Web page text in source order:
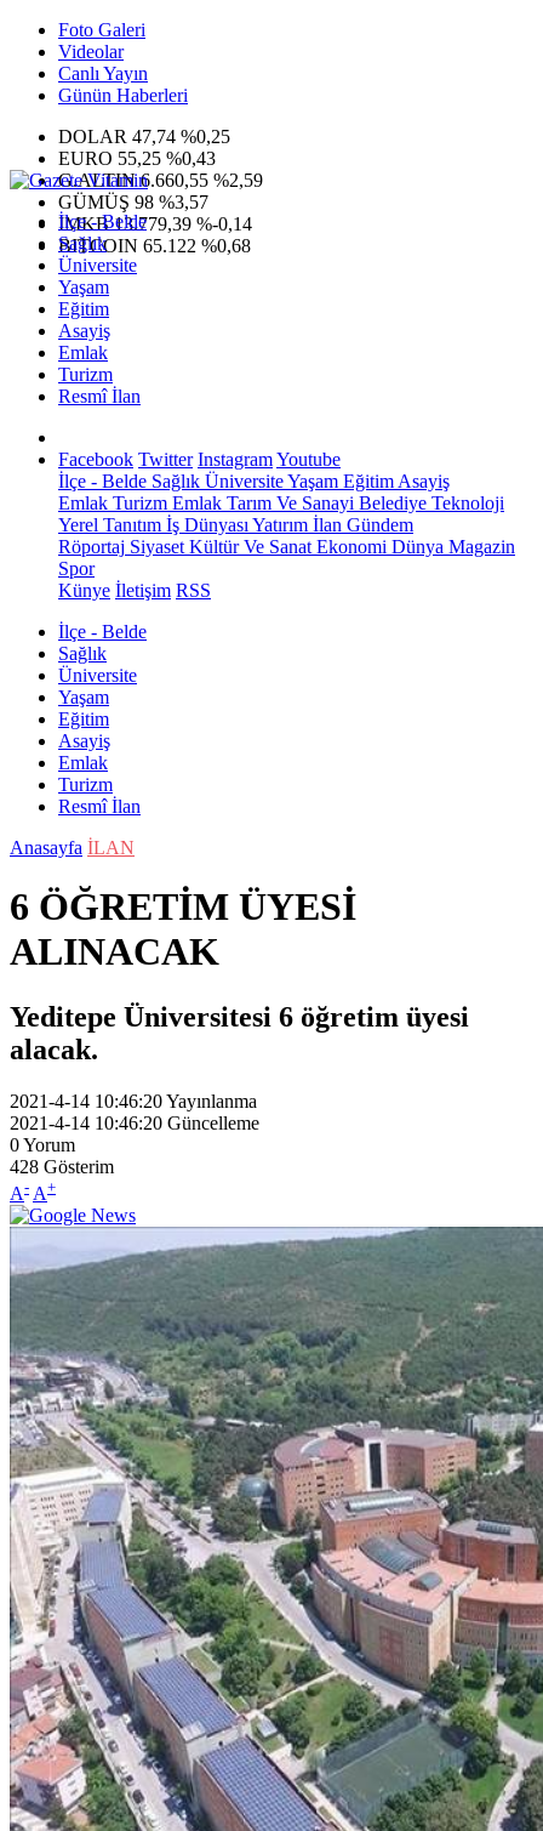
Foto Galeri
Videolar
Canlı Yayın
Günün Haberleri
DOLAR 47,74 %0,25
EURO 55,25 %0,43
G.ALTIN6.660,55 %2,59
GÜMÜŞ 98 %3,57
IMKB13.779,39 %-0,14
BITCOIN 65.122 %0,68
İlçe - Belde
Sağlık
Üniversite
Yaşam
Eğitim
Asayiş
Emlak
Turizm
Resmî İlan
Facebook Twitter InstagramYoutube
İlçe - Belde Sağlık ÜniversiteYaşam Eğitim Asayiş
Emlak Turizm Emlak Tarım Ve Sanayi Belediye Teknoloji
Yerel Tanıtım İş Dünyası Yatırım İlan Gündem
Röportaj Siyaset Kültür Ve Sanat Ekonomi Dünya Magazin
Spor
Künye İletişim RSS
İlçe - Belde
Sağlık
Üniversite
Yaşam
Eğitim
Asayiş
Emlak
Turizm
Resmî İlan
Anasayfa İLAN
6 ÖĞRETİM ÜYESİ
ALINACAK
Yeditepe Üniversitesi 6 öğretim üyesi
alacak.
2021-4-14 10:46:20Yayınlanma
2021-4-14 10:46:20 Güncelleme
0Yorum
428 Gösterim
A- A+